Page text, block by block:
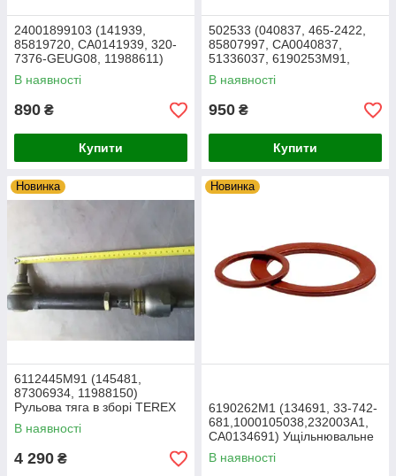
24001899103 (141939,
85819720, CA0141939, 320-
7376-GEUG08, 11988611)
Ущільнювальне кільце
TEREX
В наявності
890 ₴
Купити
502533 (040837, 465-2422,
85807997, CA0040837,
51336037, 6190253M91,
11716631) Хрестовина
TEREX
В наявності
950 ₴
Купити
Новинка
6112445M91 (145481,
87306934, 11988150)
Рульова тяга в зборі TEREX
TLB
В наявності
4 290 ₴
Новинка
6190262M1 (134691, 33-742-
681,1000105038,232003A1,
CA0134691) Ущільнювальне
кільце (SLIDING SLEEVE)
TEREX TLB
В наявності